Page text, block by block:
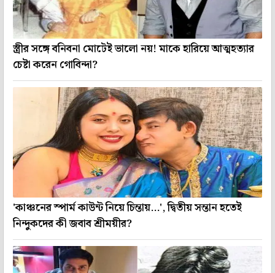
স্ত্রীর সঙ্গে বনিবনা মোটেই ভালো নয়! মাকে হারিয়ে আত্মহত্যার
চেষ্টা করেন গোবিন্দা?
'কাঞ্চনের স্পার্ম কাউন্ট নিয়ে চিন্তায়...', দ্বিতীয় সন্তান হতেই
নিন্দুকদের কী জবাব শ্রীময়ীর?